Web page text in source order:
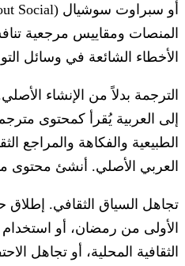
المنصات ومقاييس مرجعية
الأخطاء الشائعة في وسائل
الترجمة بدلاً من الإنشاء
إلى العربية يُقرأ كمحتوى
الطبيعية والفكاهة والمراجع
العربي الأصلي. أنشئ محتوى
تجاهل السياق الثقافي. إطلاق
الأولى من رمضان، أو
الثقافية المحلية، أو تجاهل